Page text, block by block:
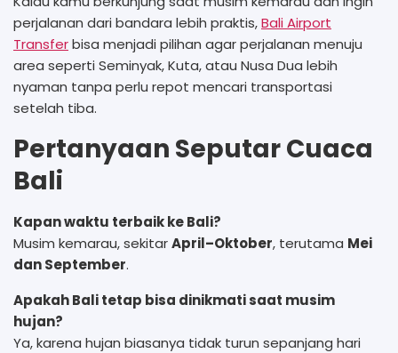
perjalanan dari bandara lebih praktis,Bali Airport
Transferbisa menjadi pilihan agar perjalanan menuju
area seperti Seminyak, Kuta, atau Nusa Dua lebih
nyaman tanpa perlu repot mencari transportasi
setelah tiba.
Pertanyaan Seputar Cuaca
Bali
Kapan waktu terbaik ke Bali?
Musim kemarau, sekitarApril–Oktober, terutama Mei
dan September.
Apakah Bali tetap bisa dinikmati saat musim
hujan?
Ya, karena hujan biasanya tidak turun sepanjang hari